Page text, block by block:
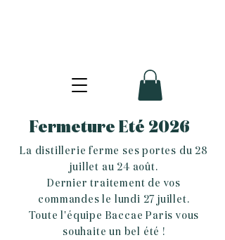
Fermeture Eté 2026
La distillerie ferme ses portes du 28
juillet au 24 août.
Dernier traitement de vos
commandes le lundi 27 juillet.
Toute l'équipe Baccae Paris vous
souhaite un bel été !